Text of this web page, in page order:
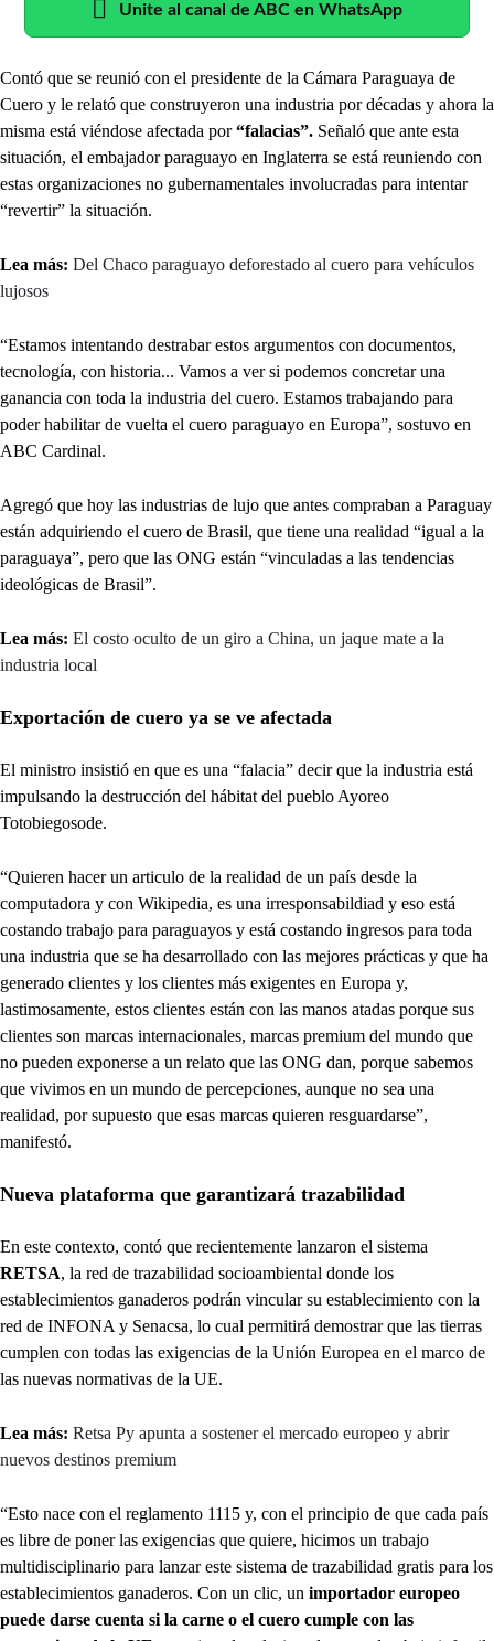
Unite al canal de ABC en WhatsApp
Contó que se reunió con el presidente de la Cámara Paraguaya de
Cuero y le relató que construyeron una industria por décadas y ahora la
misma está viéndose afectada por“falacias”. Señaló que ante esta
situación, el embajador paraguayo en Inglaterra se está reuniendo con
estas organizaciones no gubernamentales involucradas para intentar
“revertir” la situación.
Lea más: Del Chaco paraguayo deforestado al cuero para vehículos
lujosos
“Estamos intentando destrabar estos argumentos con documentos,
tecnología, con historia... Vamos a ver si podemos concretar una
ganancia con toda la industria del cuero. Estamos trabajando para
poder habilitar de vuelta el cuero paraguayo en Europa”, sostuvo en
ABC Cardinal.
Agregó que hoy las industrias de lujo que antes compraban a Paraguay
están adquiriendo el cuero de Brasil, que tiene una realidad “igual a la
paraguaya”, pero que las ONG están “vinculadas a las tendencias
ideológicas de Brasil”.
Lea más: El costo oculto de un giro a China, un jaque mate a la
industria local
Exportación de cuero ya se ve afectada
El ministro insistió en que es una “falacia” decir que la industria está
impulsando la destrucción del hábitat del pueblo Ayoreo
Totobiegosode.
“Quieren hacer un articulo de la realidad de un país desde la
computadora y con Wikipedia, es una irresponsabildiad y eso está
costando trabajo para paraguayos y está costando ingresos para toda
una industria que se ha desarrollado con las mejores prácticas y que ha
generado clientes y los clientes más exigentes en Europa y,
lastimosamente, estos clientes están con las manos atadas porque sus
clientes son marcas internacionales, marcas premium del mundo que
no pueden exponerse a un relato que las ONG dan, porque sabemos
que vivimos en un mundo de percepciones, aunque no sea una
realidad, por supuesto que esas marcas quieren resguardarse”,
manifestó.
Nueva plataforma que garantizará trazabilidad
En este contexto, contó que recientemente lanzaron el sistema
RETSA, la red de trazabilidad socioambiental donde los
establecimientos ganaderos podrán vincular su establecimiento con la
red de INFONA y Senacsa, lo cual permitirá demostrar que las tierras
cumplen con todas las exigencias de la Unión Europea en el marco de
las nuevas normativas de la UE.
Lea más: Retsa Py apunta a sostener el mercado europeo y abrir
nuevos destinos premium
“Esto nace con el reglamento 1115 y, con el principio de que cada país
es libre de poner las exigencias que quiere, hicimos un trabajo
multidisciplinario para lanzar este sistema de trazabilidad gratis para los
establecimientos ganaderos. Con un clic, un importador europeo
puede darse cuenta si la carne o el cuero cumple con las